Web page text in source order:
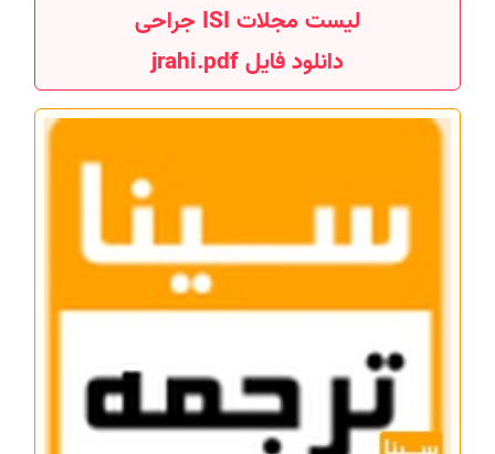
لیست مجلات ISI جراحی
دانلود فایل jrahi.pdf